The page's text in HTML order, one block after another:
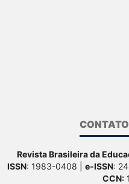
Revista Brasileira da
ISSN: 1983-0408 | e-ISSN:
CCN: